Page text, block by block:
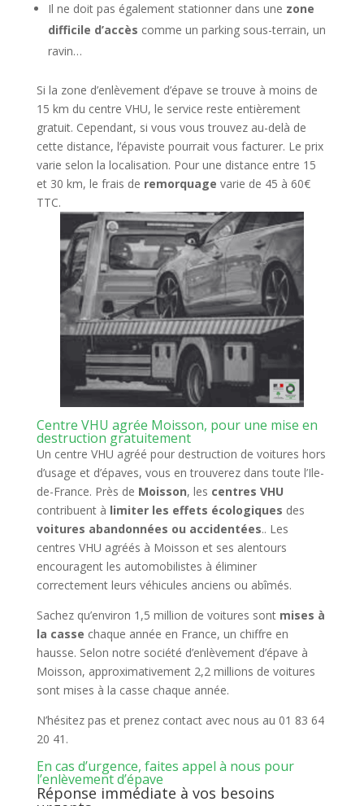
Il ne doit pas également stationner dans une zone
difficile d’accès comme un parking sous-terrain, un
ravin…
Si la zone d’enlèvement d’épave se trouve à moins de
15 km du centre VHU, le service reste entièrement
gratuit. Cependant, si vous vous trouvez au-delà de
cette distance, l’épaviste pourrait vous facturer. Le prix
varie selon la localisation. Pour une distance entre 15
et 30 km, le frais de remorquage varie de 45 à 60€
TTC.
Centre VHU agrée Moisson, pour une mise en
destruction gratuitement
Un centre VHU agréé pour destruction de voitures hors
d’usage et d’épaves, vous en trouverez dans toute l’Ile-
de-France. Près de Moisson, les centres VHU
contribuent à limiter les effets écologiques des
voitures abandonnées ou accidentées.. Les
centres VHU agréés à Moisson et ses alentours
encouragent les automobilistes à éliminer
correctement leurs véhicules anciens ou abîmés.
Sachez qu’environ 1,5 million de voitures sont mises à
la casse chaque année en France, un chiffre en
hausse. Selon notre société d’enlèvement d’épave à
Moisson, approximativement 2,2 millions de voitures
sont mises à la casse chaque année.
N’hésitez pas et prenez contact avec nous au 01 83 64
20 41.
En cas d’urgence, faites appel à nous pour
l’enlèvement d’épave
Réponse immédiate à vos besoins